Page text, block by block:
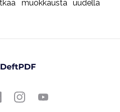
muokkausta uudella